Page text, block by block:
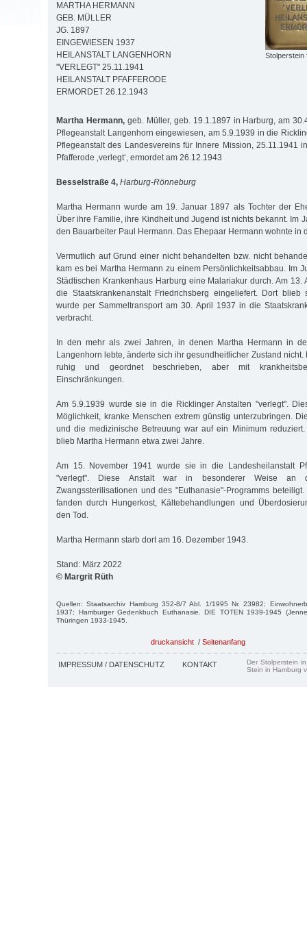
Stolperstein
MARTHA HERMANN
GEB. MÜLLER
JG. 1897
EINGEWIESEN 1937
HEILANSTALT LANGENHORN
"VERLEGT" 25.11.1941
HEILANSTALT PFAFFERODE
ERMORDET 26.12.1943
Martha Hermann,geb. Müller, geb. 19.1.1897 in Harburg, am
Pflegeanstalt Langenhorn eingewiesen, am 5.9.1939 in die
Pflegeanstalt des Landesvereins für Innere Mission, 25.11.1941
Pfafferode ‚verlegt‘, ermordet am 26.12.1943
Besselstraße 4, Harburg-Rönneburg
Martha Hermann wurde am 19. Januar 1897 als Tochter der
Über ihre Familie, ihre Kindheit und Jugend ist nichts bekannt. Im
den Bauarbeiter Paul Hermann. Das Ehepaar Hermann wohnte in
Vermutlich auf Grund einer nicht behandelten bzw. nicht
kam es bei Martha Hermann zu einem Persönlichkeitsabbau. Im
Städtischen Krankenhaus Harburg eine Malariakur durch. Am 13.
die Staatskrankenanstalt Friedrichsberg eingeliefert. Dort
wurde per Sammeltransport am 30. April 1937 in die
verbracht.
In den mehr als zwei Jahren, in denen Martha Hermann in
Langenhorn lebte, änderte sich ihr gesundheitlicher Zustand
ruhig und geordnet beschrieben, aber mit
Einschränkungen.
Am 5.9.1939 wurde sie in die Ricklinger Anstalten "verlegt".
Möglichkeit, kranke Menschen extrem günstig unterzubringen.
und die medizinische Betreuung war auf ein Minimum
blieb Martha Hermann etwa zwei Jahre.
Am 15. November 1941 wurde sie in die Landesheilanstalt
"verlegt". Diese Anstalt war in besonderer Weise an
Zwangssterilisationen und des "Euthanasie"-Programms
fanden durch Hungerkost, Kältebehandlungen und
den Tod.
Martha Hermann starb dort am 16. Dezember 1943.
Stand: März 2022
© Margrit Rüth
Quellen: Staatsarchiv Hamburg 352-8/7 Abl. 1/1995 Nr. 23982;
1937; Hamburger Gedenkbuch Euthanasie. DIE TOTEN 1939-1945
Thüringen 1933-1945.
druckansicht / Seitenanfang
IMPRESSUM / DATENSCHUTZ KONTAKT
Der Stolperstein
Stein in Hamburg